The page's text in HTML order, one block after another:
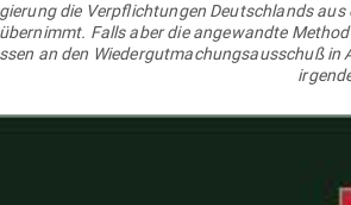
die Ver­pflich­tungen Deutsch­lands
Falls aber die ange­wandte
an den Wie­der­gut­ma­chungs­aus­schuß